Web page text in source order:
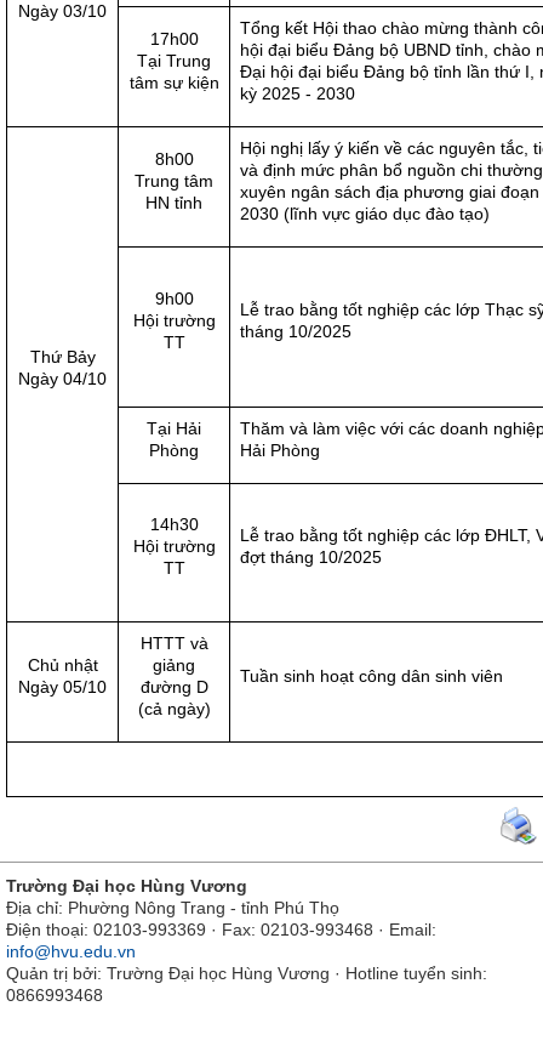
Ngày 03/10
17h00
Tại Trung
tâm sự kiện
Tổng kết Hội thao chào mừng thành
hội đại biểu Đảng bộ UBND tỉnh, chào
Đại hội đại biểu Đảng bộ tỉnh lần thứ I,
kỳ 2025 - 2030
Thứ Bảy
Ngày 04/10
8h00
Trung tâm
HN tỉnh
Hội nghị lấy ý kiến về các nguyên tắc,
và định mức phân bổ nguồn chi thường
xuyên ngân sách địa phương giai
2030 (lĩnh vực giáo dục đào tạo)
9h00
Hội trường
TT
Lễ trao bằng tốt nghiệp các lớp Thạc
tháng 10/2025
Tại Hải
Phòng
Thăm và làm việc với các doanh
Hải Phòng
14h30
Hội trường
TT
Lễ trao bằng tốt nghiệp các lớp ĐHLT,
đợt tháng 10/2025
Chủ nhật
Ngày 05/10
HTTT và
giảng
đường D
(cả ngày)
Tuần sinh hoạt công dân sinh viên
Trường Đại học Hùng Vương
Địa chỉ: Phường Nông Trang - tỉnh Phú Thọ
Điện thoại: 02103-993369 · Fax: 02103-993468 · Email:
info@hvu.edu.vn
Quản trị bởi: Trường Đại học Hùng Vương · Hotline tuyển sinh:
0866993468